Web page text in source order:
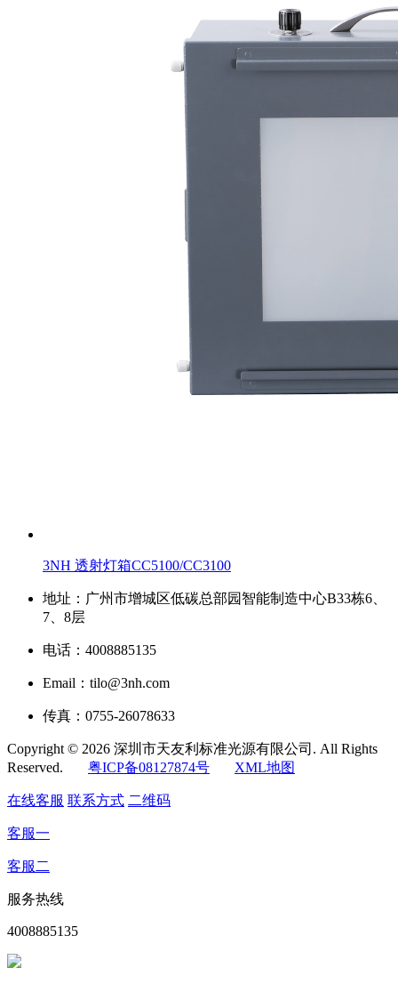
3NH 透射灯箱CC5100/CC3100
地址：广州市增城区低碳总部园智能制造中心B33栋6、
7、8层
电话：4008885135
Email：tilo@3nh.com
传真：0755-26078633
Copyright © 2026 深圳市天友利标准光源有限公司. All Rights
Reserved. 粤ICP备08127874号 XML地图
在线客服 联系方式 二维码
客服一
客服二
服务热线
4008885135